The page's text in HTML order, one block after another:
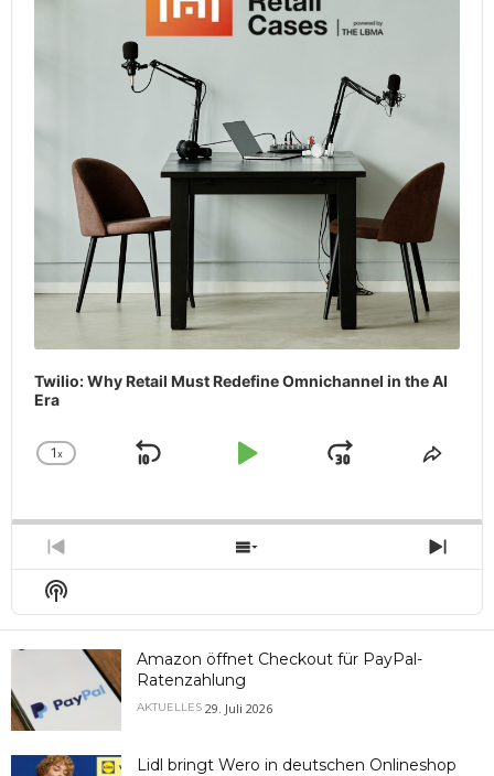
Twilio: Why Retail Must Redefine Omnichannel in the AI
Era
Change
1x
Skip
Play
Jump
Share
Previous
Episode
Show
Episodes
Next
Show
Podcast
Information
Amazon öffnet Checkout für PayPal-
Ratenzahlung
AKTUELLES 29. Juli 2026
Lidl bringt Wero in deutschen Onlineshop